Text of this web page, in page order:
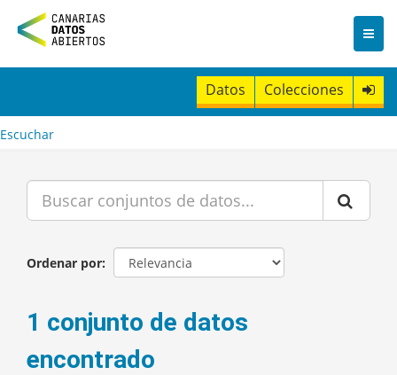
n
t
Datos Colecciones
Escuchar
Ordenar por
1 conjunto de datos
encontrado